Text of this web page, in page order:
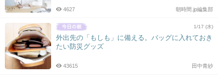
朝時間.jp編集部
4627
1/17 (水)
外出先の「もしも」に備える。バッグに入れておき
たい防災グッズ
田中青紗
43615